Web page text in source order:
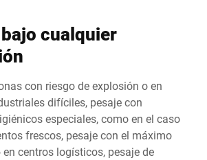
cualquier
con riesgo de explosión o en
difíciles, pesaje con
especiales, como en el caso
frescos, pesaje con el máximo
centros logísticos, pesaje de